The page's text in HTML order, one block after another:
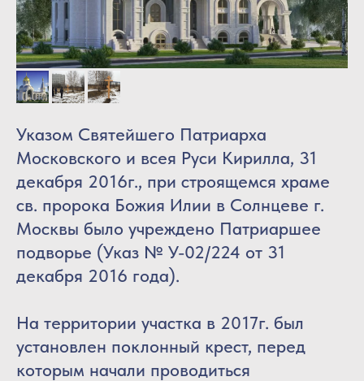
Указом Святейшего Патриарха
Московского и всея Руси Кирилла, 31
декабря 2016г., при строящемся храме
св. пророка Божия Илии в Солнцеве г.
Москвы было учреждено Патриаршее
подворье (Указ № У-02/224 от 31
декабря 2016 года).
На территории участка в 2017г. был
установлен поклонный крест, перед
которым начали проводиться